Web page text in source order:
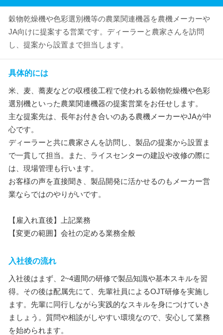
穀物乾燥機や色彩選別機等の農業関連機器を農機メーカーや
JA向けに提案する営業です。ディーラーと農家さんを訪問
し、提案から設置まで担当します。
具体的には
米、麦、蕎麦などの収穫後工程で使われる穀物乾燥機や色彩
選別機といった農業関連機器の提案営業をお任せします。
主な提案先は、長年お付き合いのある農機メーカーやJAが中
心です。
ディーラーと共に農家さんを訪問し、製品の提案から設置ま
で一貫して担当。また、ライスセンターの建設や改修の際に
は、現場管理も行います。
お客様の声を直接聞き、製品開発に活かせるのもメーカー営
業ならではのやりがいです。
【雇入れ直後】上記業務
【変更の範囲】会社の定める業務全般
入社後の流れ
入社後はまず、2~4週間の研修で製品知識や基本スキルを習
得。その後は配属先にて、先輩社員によるOJT研修を実施し
ます。先輩に同行しながら実践的なスキルを身につけていき
ましょう。質問や相談がしやすい環境なので、安心して業務
を始められます。